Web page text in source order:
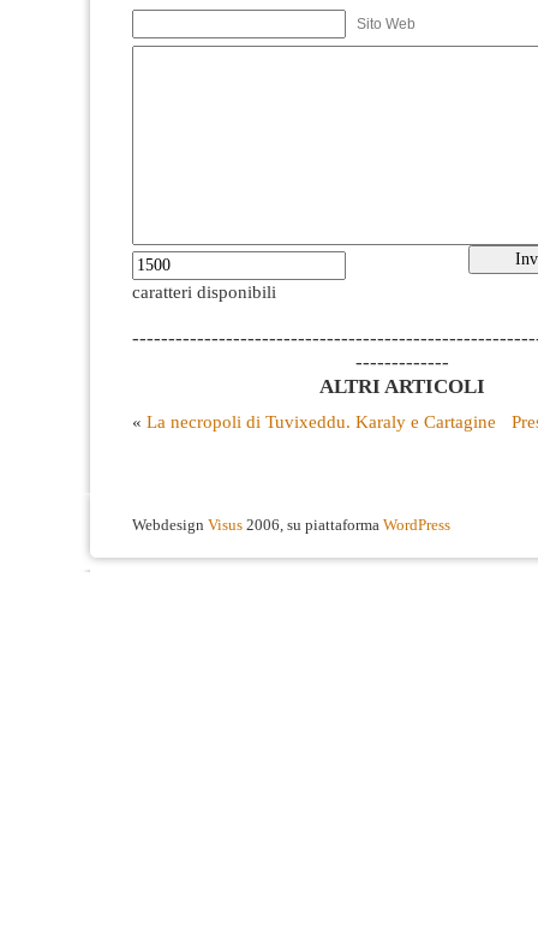
Sito Web
caratteri disponibili
-------------
ALTRI ARTICOLI
« La necropoli di Tuvixeddu. Karaly e Cartagine
Webdesign Visus 2006, su piattaforma WordPress